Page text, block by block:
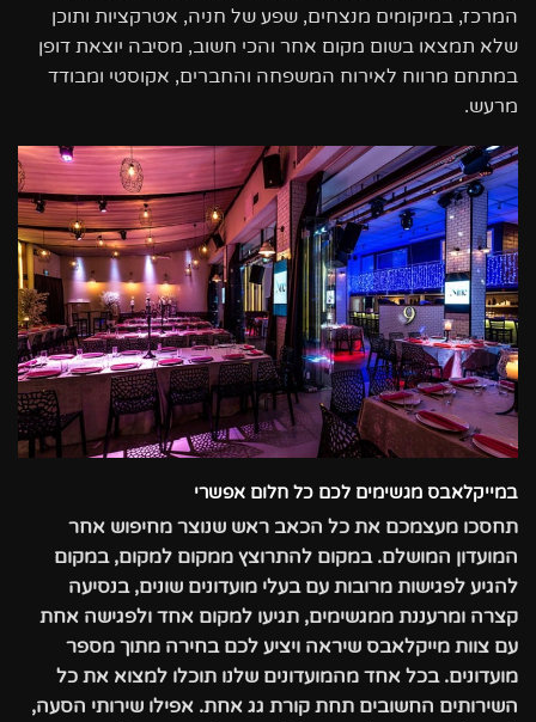
המרכז, במיקומים מנצחים, שפע של חניה, אטרקציות ותוכן
שלא תמצאו בשום מקום אחר והכי חשוב, מסיבה יוצאת דופן
במתחם מרווח לאירוח המשפחה והחברים, אקוסטי ומבודד
מרעש.
במייקלאבס מגשימים לכם כל חלום אפשרי
תחסכו מעצמכם את כל הכאב ראש שנוצר מחיפוש אחר
המועדון המושלם. במקום להתרוצץ ממקום למקום, במקום
להגיע לפגישות מרובות עם בעלי מועדונים שונים, בנסיעה
קצרה ומרעננת ממגשימים, תגיעו למקום אחד ולפגישה אחת
עם צוות מייקלאבס שיראה ויציע לכם בחירה מתוך מספר
מועדונים. בכל אחד מהמועדונים שלנו תוכלו למצוא את כל
השירותים החשובים תחת קורת גג אחת. אפילו שירותי הסעה,